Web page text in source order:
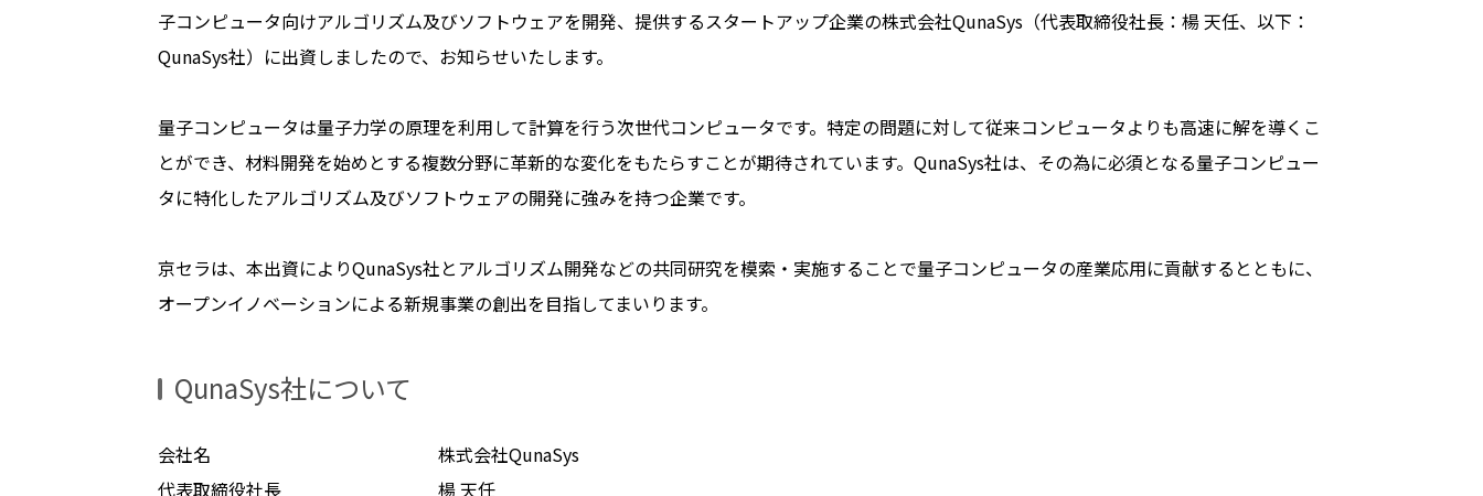
子コンピュータ向けアルゴリズム及びソフトウェアを開発、提供するスタートアップ企業の株式会社QunaSys（代表取締役社長：楊 天任、以下：
QunaSys社）に出資しましたので、お知らせいたします。
量子コンピュータは量子力学の原理を利用して計算を行う次世代コンピュータです。特定の問題に対して従来コンピュータよりも高速に解を導くこ
とができ、材料開発を始めとする複数分野に革新的な変化をもたらすことが期待されています。QunaSys社は、その為に必須となる量子コンピュー
タに特化したアルゴリズム及びソフトウェアの開発に強みを持つ企業です。
京セラは、本出資によりQunaSys社とアルゴリズム開発などの共同研究を模索・実施することで量子コンピュータの産業応用に貢献するとともに、
オープンイノベーションによる新規事業の創出を目指してまいります。
QunaSys社について
会社名
株式会社QunaSys
代表取締役社長
楊 天任